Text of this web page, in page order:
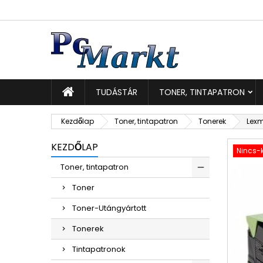
TUDÁSTÁR TONER, TINTAPATRON
Kezdőlap Toner, tintapatron Tonerek
KEZDŐLAP
Toner, tintapatron
Toner
Toner-Utángyártott
Tonerek
Tintapatronok
Nincs-